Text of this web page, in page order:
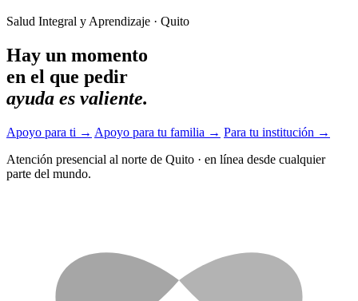
Salud Integral y Aprendizaje · Quito
Hay un momento
en el que pedir
ayuda es valiente.
Apoyo para ti → Apoyo para tu familia → Para tu institución →
Atención presencial al norte de Quito · en línea desde cualquier
parte del mundo.